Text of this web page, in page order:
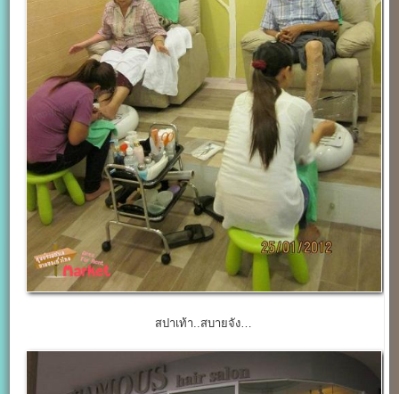
สปาเท้า..สบายจัง…